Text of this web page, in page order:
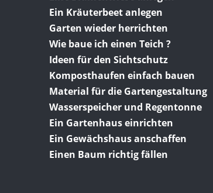
Ein Kräuterbeet anlegen
Garten wieder herrichten
Wie baue ich einen Teich ?
Ideen für den Sichtschutz
Komposthaufen einfach bauen
Material für die Gartengestaltung
Wasserspeicher und Regentonne
Ein Gartenhaus einrichten
Ein Gewächshaus anschaffen
Einen Baum richtig fällen